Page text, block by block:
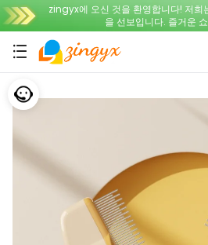
안전한 결제 + 개인정보 보호
zingyx에 오신 것을 환영합니다! 저희
을 선보입니다. 즐거운